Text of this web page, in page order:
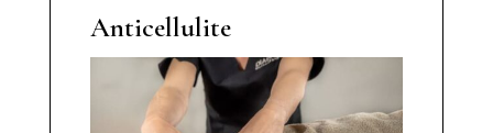
Anticellulite